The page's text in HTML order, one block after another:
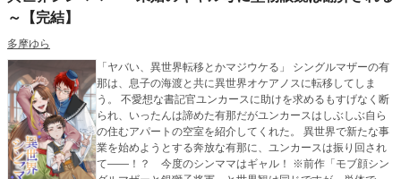
～【完結】
多摩ゆら
「ヤバい、異世界転移とかマジウケる」 シングルマザーの有
那は、息子の海渡と共に異世界オケアノスに転移してしま
う。 不愛想な書記官ユンカースに助けを求めるもすげなく断
られ、いったんは諦めた有那だがユンカースはしぶしぶ自ら
の住むアパートの空室を紹介してくれた。 異世界で新たな事
業を始めようとする奔放な有那に、ユンカースは振り回され
て――！？ 今度のシンママはギャル！ ※前作「モブ顔シン